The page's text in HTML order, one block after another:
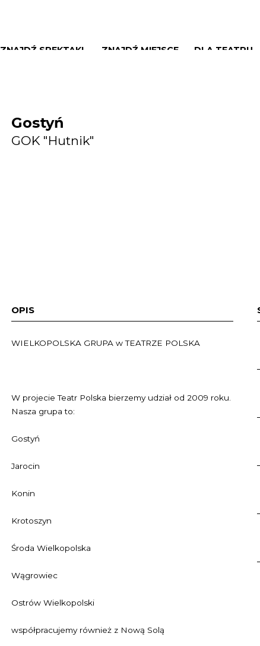
ZNAJDŹ SPEKTAKL ZNAJDŹ MIEJSCE DLA TEATRU
Gostyń
GOK "Hutnik"
OPIS
WIELKOPOLSKA GRUPA w TEATRZE POLSKA
W projecie Teatr Polska bierzemy udział od 2009 roku.
Nasza grupa to:
Gostyń
Jarocin
Konin
Krotoszyn
Środa Wielkopolska
Wągrowiec
Ostrów Wielkopolski
współpracujemy również z Nową Solą